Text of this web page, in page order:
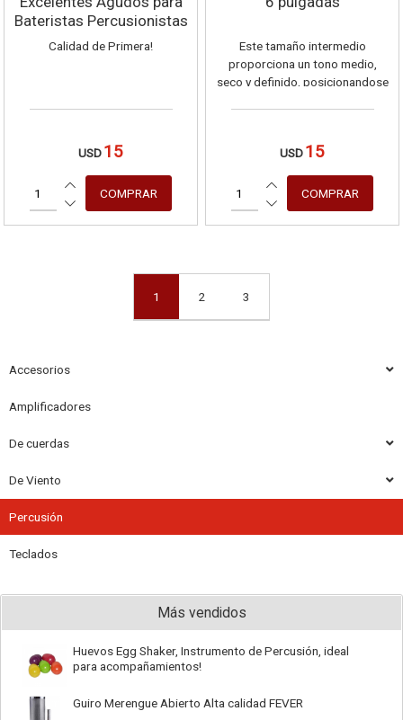
Accesorios
Amplificadores
De cuerdas
De Viento
Percusión
Teclados
Más vendidos
Huevos Egg Shaker, Instrumento de Percusión, ideal
para acompañamientos!
Guiro Merengue Abierto Alta calidad FEVER
Bateristas Percusionistas
Calidad de Primera!
USD15
Este tamaño intermedio
proporciona un tono medio,
seco y definido, posicionandose
USD15
1 2 3